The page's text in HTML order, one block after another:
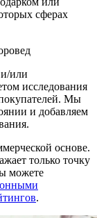
сферах
и/или
исследования
Мы
и добавляем
основе.
только точку
можете
.